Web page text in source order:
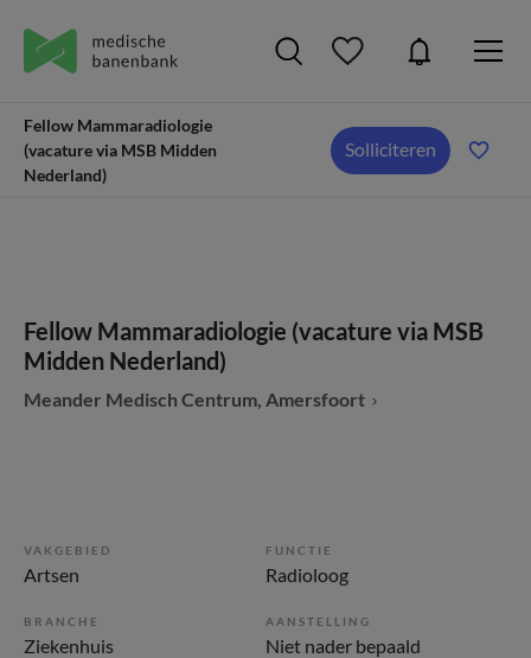
Fellow Mammaradiologie
(vacature via MSB Midden
Nederland)
Solliciteren
Fellow Mammaradiologie (vacature via MSB
Midden Nederland)
Meander Medisch Centrum, Amersfoort
VAKGEBIED
Artsen
FUNCTIE
Radioloog
BRANCHE
Ziekenhuis
AANSTELLING
Niet nader bepaald